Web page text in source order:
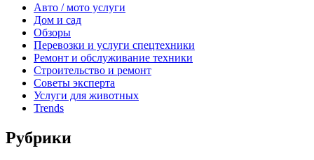
Авто / мото услуги
Дом и сад
Обзоры
Перевозки и услуги спецтехники
Ремонт и обслуживание техники
Строительство и ремонт
Советы эксперта
Услуги для животных
Trends
Рубрики